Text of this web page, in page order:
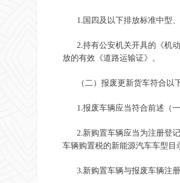
1.国四及以下排放标准中型、
2.持有公安机关开具的《机动
放的有效《道路运输证》。
（二）报废更新货车符合以下
1.报废车辆应当符合前述（一
2.新购置车辆应当为注册登记
车辆购置税的新能源汽车车型目
3.新购置车辆与报废车辆注册